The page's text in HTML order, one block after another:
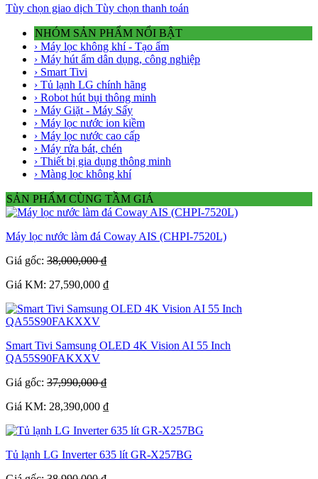
Tùy chọn giao dịch Tùy chọn thanh toán
NHÓM SẢN PHẨM NỔI BẬT
› Máy lọc không khí - Tạo ẩm
› Máy hút ẩm dân dụng, công nghiệp
› Smart Tivi
› Tủ lạnh LG chính hãng
› Robot hút bụi thông minh
› Máy Giặt - Máy Sấy
› Máy lọc nước ion kiềm
› Máy lọc nước cao cấp
› Máy rửa bát, chén
› Thiết bị gia dụng thông minh
› Màng lọc không khí
SẢN PHẨM CÙNG TẦM GIÁ
Máy lọc nước làm đá Coway AIS (CHPI-7520L)
Giá gốc: 38,000,000 ₫
Giá KM: 27,590,000 ₫
Smart Tivi Samsung OLED 4K Vision AI 55 Inch
QA55S90FAKXXV
Giá gốc: 37,990,000 ₫
Giá KM: 28,390,000 ₫
Tủ lạnh LG Inverter 635 lít GR-X257BG